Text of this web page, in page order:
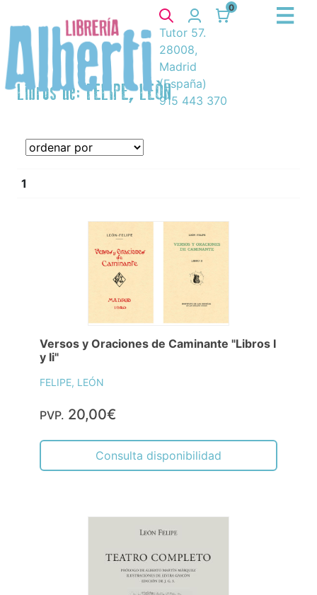
0
Tutor 57.
28008,
Madrid
(España)
915 443 370
Libros de: FELIPE, LEÓN
1
Versos y Oraciones de Caminante "Libros I
y Ii"
FELIPE, LEÓN
PVP. 20,00€
Consulta disponibilidad